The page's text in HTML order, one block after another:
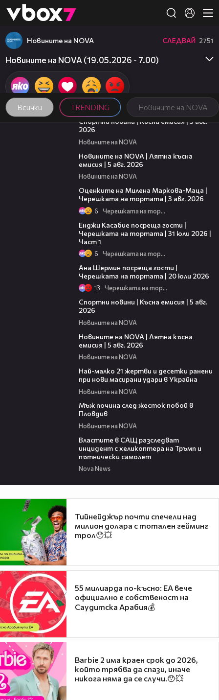
👾
Всички TRENDING Новините на NOVA
Новините на NOVA СЛЕДВАЙ 2751
Новините на NOVA (19.05.2026 - 7.00)
03:37
Спортни новини | Късна емисия | 5 авг.
2026
Новините на NOVA
Новините на NOVA | Лятна късна
емисия | 5 авг. 2026
Новините на NOVA
Оценките на Милена Маркова-Маца |
Черешката на тортата | 3 авг. 2026
6 Черешката на тортата
Енджи Касабие посреща гости |
Черешката на тортата | 31 юли 2026 |
Част 1
6 Черешката на тортата
Ана Шермин посреща гости |
Черешката на тортата | 20 юли 2026
13 Черешката на тортата
Спортни новини | Късна емисия | 5 авг.
2026
Новините на NOVA
Новините на NOVA | Лятна късна
емисия | 5 авг. 2026
Новините на NOVA
Най-малко 21 жертви и десетки ранени
при нови масирани удари в Украйна
Новините на NOVA
Мъж почина след жесток побой в
Пловдив
Новините на NOVA
Властите в САЩ разследват
инцидент с хеликоптера на Тръмп и
пътнически самолет
Nova News
Тийнейджър почти спечели над
милион долара с тотален гейминг
трол😯💥
55 милиарда по-късно: EA вече
официално е собственост на
Саудитска Арабия💰
Barbie 2 има краен срок до 2026,
който трябва да спази, иначе
никога няма да се случи.😯💥